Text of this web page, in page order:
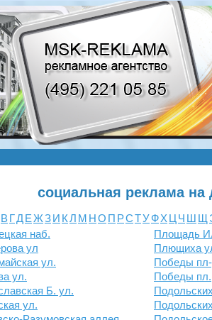
социальная реклама
ВГДЕЖЗИ КЛ М НО П РСТУФХ Ц Ч Ш Щ
наб.
ул
ул.
ул.
Б. ул.
ул.
Площадь
Плющиха
Победы
Победы пл.